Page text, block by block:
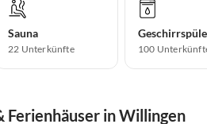
Sauna
22 Unterkünfte 100
Ferienhäuser in Willingen